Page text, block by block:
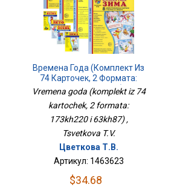
Времена Года (комплект Из
74 Карточек, 2 Формата:
173х220 И 63х87)
Vremena goda (komplekt iz 74
kartochek, 2 formata:
173kh220 i 63kh87) ,
Tsvetkova T.V.
Цветкова Т.В.
Артикул: 1463623
$34.68